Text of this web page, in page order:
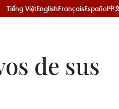
Tiếng ViệtEnglishFrançaisEspañol中
de sus